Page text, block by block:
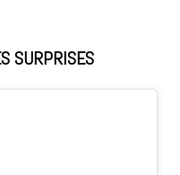
SURPRISES